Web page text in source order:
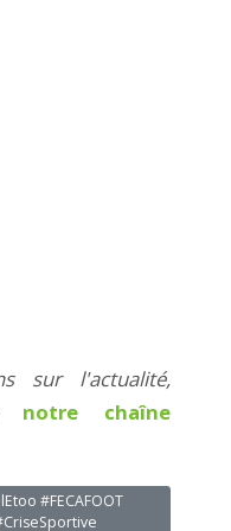
sur l'actualité,
notre chaîne
#FECAFOOT